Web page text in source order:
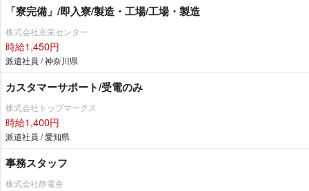
「寮完備」/即入寮/製造・工場/工場・製造
株式会社京栄センター
時給1,450円
派遣社員 / 神奈川県
カスタマーサポート/受電のみ
株式会社トップマークス
時給1,400円
派遣社員 / 愛知県
事務スタッフ
株式会社静電舎